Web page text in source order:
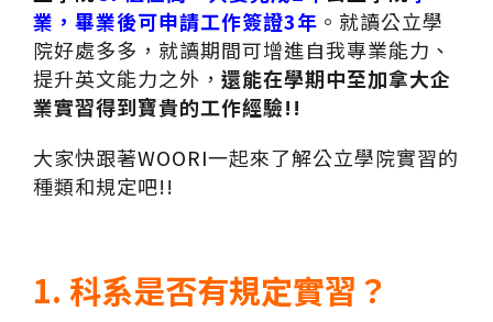
業，畢業後可申請工作簽證3年 。就讀公立學
院好處多多，就讀期間可增進自我專業能力、
提升英文能力之外， 還能在學期中至加拿大企
業實習得到寶貴的工作經驗!!
大家快跟著WOORI一起來了解公立學院實習的
種類和規定吧!!
1. 科系是否有規定實習？